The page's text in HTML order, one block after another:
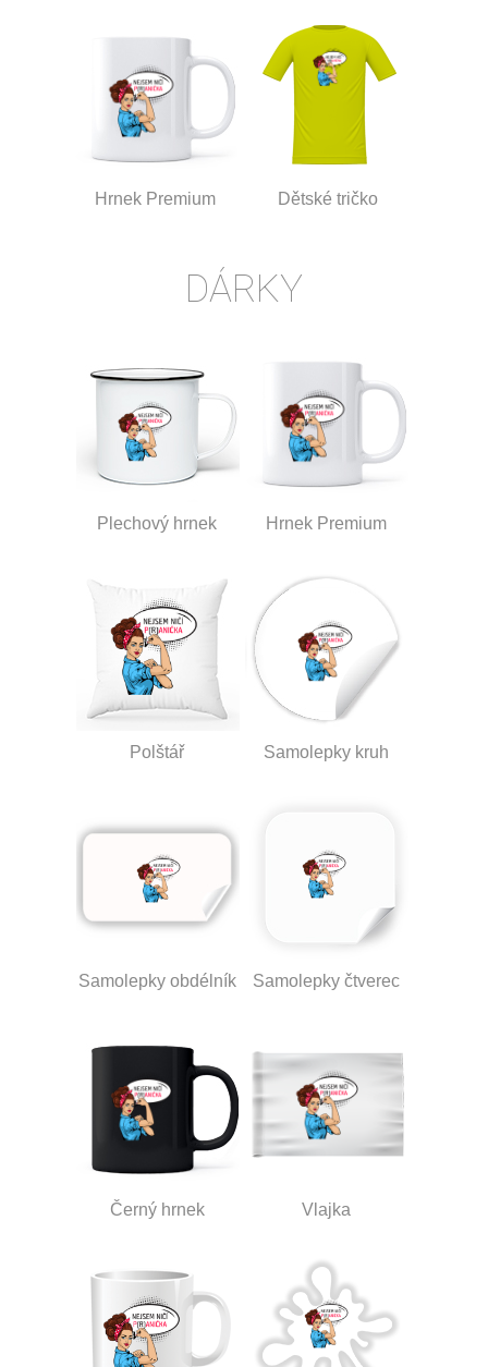
Hrnek Premium Dětské tričko
DÁRKY
Plechový hrnek Hrnek Premium
Polštář Samolepky kruh
Samolepky obdélník Samolepky čtverec
Černý hrnek Vlajka